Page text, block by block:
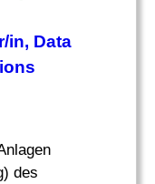
in, Data
des